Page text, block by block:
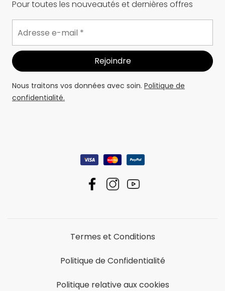
Pour toutes les nouveautés et dernières offres
Nous traitons vos données avec soin. Politique de
confidentialité.
Termes et Conditions
Politique de Confidentialité
Politique relative aux cookies